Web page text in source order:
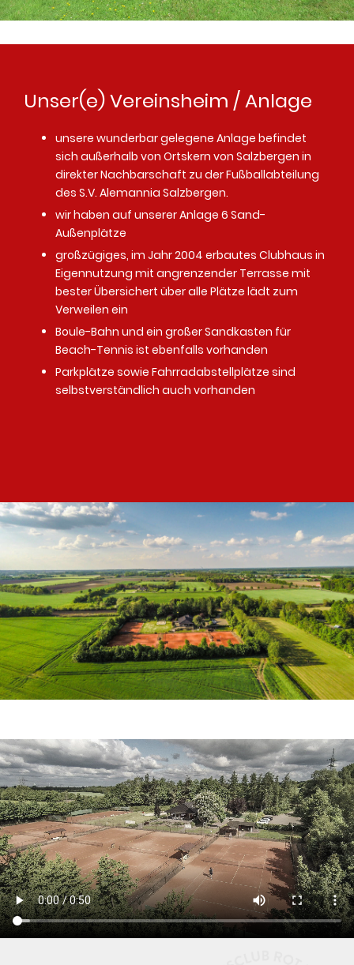
Unser(e) Vereinsheim / Anlage
unsere wunderbar gelegene Anlage befindet
sich außerhalb von Ortskern von Salzbergen in
direkter Nachbarschaft zu der Fußballabteilung
des S.V. Alemannia Salzbergen.
wir haben auf unserer Anlage 6 Sand-
Außenplätze
großzügiges, im Jahr 2004 erbautes Clubhaus in
Eigennutzung mit angrenzender Terrasse mit
bester Übersichert über alle Plätze lädt zum
Verweilen ein
Boule-Bahn und ein großer Sandkasten für
Beach-Tennis ist ebenfalls vorhanden
Parkplätze sowie Fahrradabstellplätze sind
selbstverständlich auch vorhanden